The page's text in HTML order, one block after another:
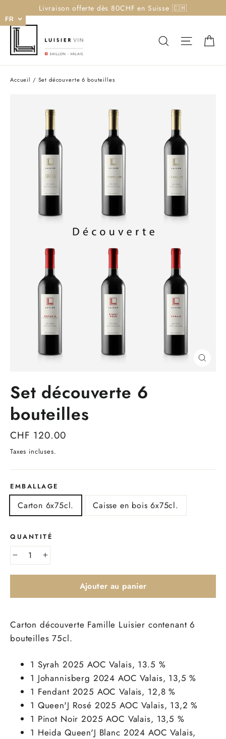
au
contenu
Livraison offerte dès 80CHF en Suisse 🇨🇭
Rechercher
Accueil / Set découverte 6 bouteilles
Set découverte 6
bouteilles
Prix
régulier
CHF 120.00
Taxes incluses.
EMBALLAGE
Carton 6x75cl. Caisse en bois 6x75cl.
QUANTITÉ
− +
Ajouter au panier
Carton découverte Famille Luisier contenant 6
bouteilles 75cl.
1 Syrah 2025 AOC Valais, 13.5 %
1 Johannisberg 2024 AOC Valais, 13,5 %
1 Fendant 2025 AOC Valais, 12,8 %
1 Queen'J Rosé 2025 AOC Valais, 13,2 %
1 Pinot Noir 2025 AOC Valais, 13,5 %
1 Heida Queen'J Blanc 2024 AOC Valais,
FR